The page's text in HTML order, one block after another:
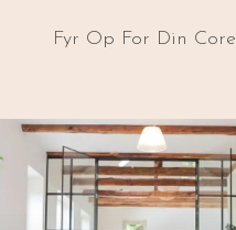
Fyr Op For Din Core